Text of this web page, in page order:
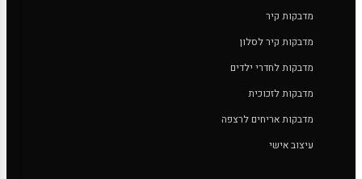
מדבקות קיר
מדבקות קיר לסלון
מדבקות לחדרי ילדים
מדבקות לזכוכית
מדבקות אריחים לרצפה
עיצוב אישי